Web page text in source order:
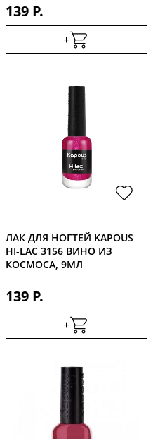
139 Р.
+
ЛАК ДЛЯ НОГТЕЙ KAPOUS
HI-LAC 3156 ВИНО ИЗ
КОСМОСА, 9МЛ
139 Р.
+